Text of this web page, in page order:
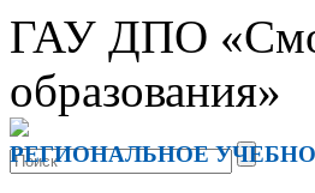
ГАУ ДПО
образования»
РЕГИОНАЛЬНОЕ